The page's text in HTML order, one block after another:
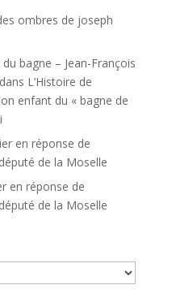
ombres de joseph
bagne – Jean-François
dans L’Histoire de
enfant du « bagne de
en réponse de
de la Moselle
en réponse de
de la Moselle